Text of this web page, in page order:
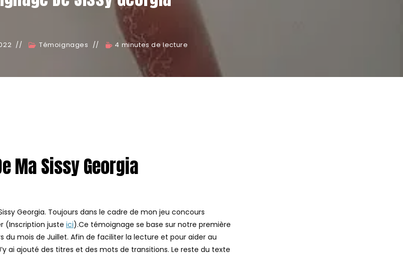
Témoignages 4 minutes de lecture
Ma Sissy Georgia
Georgia. Toujours dans le cadre de mon jeu concours
(Inscription juste ici).Ce témoignage se base sur notre première
du mois de Juillet. Afin de faciliter la lecture et pour aider au
ai ajouté des titres et des mots de transitions. Le reste du texte